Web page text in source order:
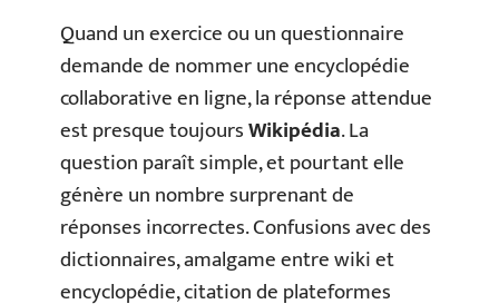
Quand un exercice ou un questionnaire
demande de nommer une encyclopédie
collaborative en ligne, la réponse attendue
est presque toujoursWikipédia. La
question paraît simple, et pourtant elle
génère un nombre surprenant de
réponses incorrectes. Confusions avec des
dictionnaires, amalgame entre wiki et
encyclopédie, citation de plateformes